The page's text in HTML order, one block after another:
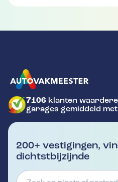
GA NAAR DE HOMEPAGINA
7106 klanten
garages gemiddeld
200+ vestigingen,
dichtstbijzijnde